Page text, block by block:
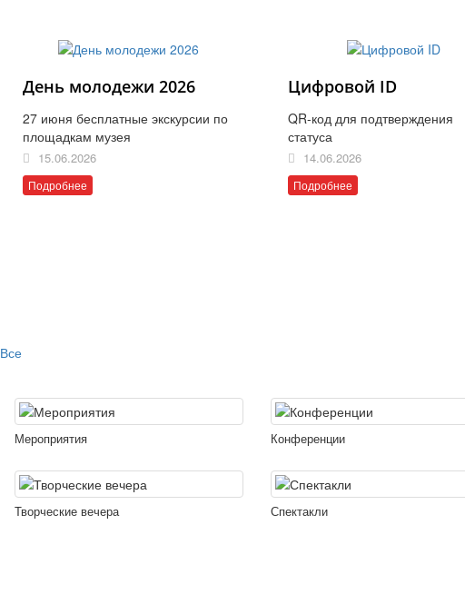
День молодежи 2026
27 июня бесплатные экскурсии по
площадкам музея
15.06.2026
Подробнее
Цифровой ID
QR-код для подтверждения
статуса
14.06.2026
Подробнее
Все
Мероприятия Конференции
Творческие вечера Спектакли